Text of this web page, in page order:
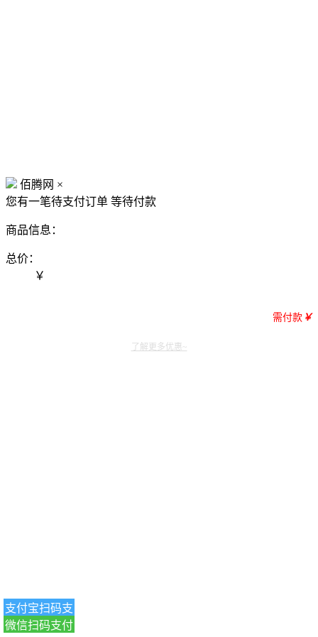
佰腾网 ×
您有一笔待支付订单 等待付款
商品信息：
总价：
￥
需付款 ￥
支付宝扫码支
付
微信扫码支付
了解更多优惠~